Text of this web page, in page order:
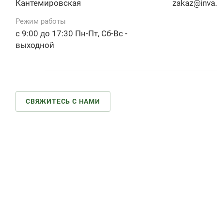
Кантемировская
Режим работы
с 9:00 до 17:30 Пн-Пт, Сб-Вс -
выходной
СВЯЖИТЕСЬ С НАМИ